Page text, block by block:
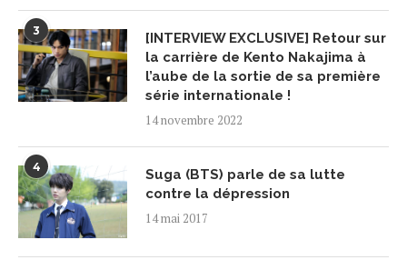
3
[INTERVIEW EXCLUSIVE] Retour sur
la carrière de Kento Nakajima à
l’aube de la sortie de sa première
série internationale !
14 novembre 2022
4
Suga (BTS) parle de sa lutte
contre la dépression
14 mai 2017